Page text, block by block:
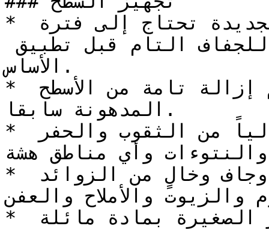
* جميع الأسطح الخرسانية الجديدة تحتاج إلى فترة
الأساس.
* يجب إزالة الدهان القديم إزالة تامة من الأسطح
المدهونة سابقا.
* يجب أن يكون السطح صلباً وخالياً من الثقوب والحفر
والنتوءات وأي مناطق هشة.
* يجب التأكد من أن السطح نظيف وجاف وخالٍ من الزوائد
والزيوت والأملاح والعفن.
* معالجة التشققات والحفر الصغيرة بمادة مائلة